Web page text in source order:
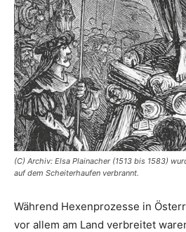
(C) Archiv: Elsa Plainacher (1513 bis 1583)
auf dem Scheiterhaufen verbrannt.
Während Hexenprozesse in
vor allem am Land verbreitet